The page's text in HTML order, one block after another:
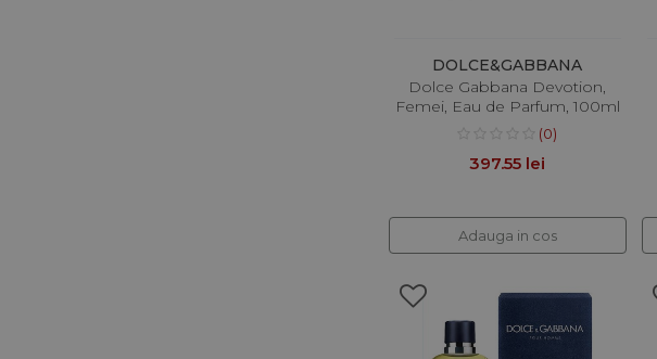
DOLCE&GABBANA
Dolce Gabbana Devotion,
Femei, Eau de Parfum, 100ml
(0)
397.55 lei
Adauga in cos